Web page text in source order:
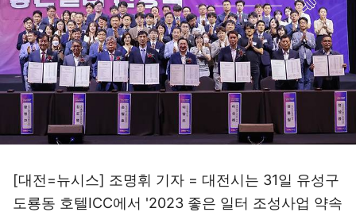
[대전=뉴시스] 조명휘 기자 = 대전시는 31일 유성구
도룡동 호텔ICC에서 '2023 좋은 일터 조성사업 약속